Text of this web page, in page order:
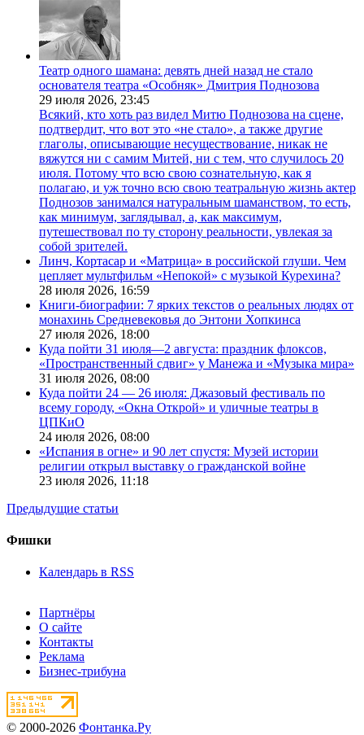
Театр одного шамана: девять дней назад не стало
основателя театра «Особняк» Дмитрия Поднозова
29 июля 2026, 23:45
Всякий, кто хоть раз видел Митю Поднозова на сцене,
подтвердит, что вот это «не стало», а также другие
глаголы, описывающие несуществование, никак не
вяжутся ни с самим Митей, ни с тем, что случилось 20
июля. Потому что всю свою сознательную, как я
полагаю, и уж точно всю свою театральную жизнь актер
Поднозов занимался натуральным шаманством, то есть,
как минимум, заглядывал, а, как максимум,
путешествовал по ту сторону реальности, увлекая за
собой зрителей.
Линч, Кортасар и «Матрица» в российской глуши. Чем
цепляет мультфильм «Непокой» с музыкой Курехина?
28 июля 2026, 16:59
Книги-биографии: 7 ярких текстов о реальных людях от
монахинь Средневековья до Энтони Хопкинса
27 июля 2026, 18:00
Куда пойти 31 июля—2 августа: праздник флоксов,
«Пространственный сдвиг» у Манежа и «Музыка мира»
31 июля 2026, 08:00
Куда пойти 24 — 26 июля: Джазовый фестиваль по
всему городу, «Окна Открой» и уличные театры в
ЦПКиО
24 июля 2026, 08:00
«Испания в огне» и 90 лет спустя: Музей истории
религии открыл выставку о гражданской войне
23 июля 2026, 11:18
Предыдущие статьи
Фишки
Календарь в RSS
Партнёры
О сайте
Контакты
Реклама
Бизнес-трибуна
© 2000-2026 Фонтанка.Ру